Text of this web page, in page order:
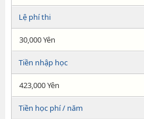
Lệ phí thi
30,000 Yên
Tiền nhập học
423,000 Yên
Tiền học phí / năm